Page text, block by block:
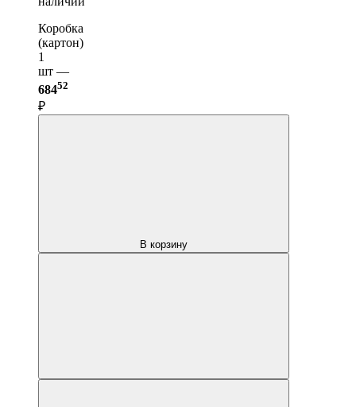
Коробка
(картон)
1
шт —
68452
₽
В корзину